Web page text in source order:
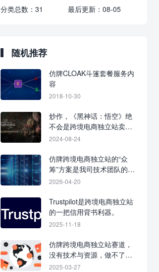
分类总数： 31 最后更新： 08-05
随机推荐
仿牌CLOAK斗篷套餐服务内
容
2018-10-30
炒作，《黑神话：悟空》绝
不会是跨境电商独立站卖家
的泼天富贵
2024-08-24
仿牌跨境电商独立站的“众
筹”方案是我司技术团队的建
站法宝。
2026-04-20
Trustpilot是跨境电商独立站
的一把信用背书利器。
2025-11-18
仿牌跨境电商独立站赛道，
没有技术与资源，做不了这
个行业。
2025-03-27